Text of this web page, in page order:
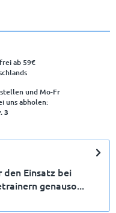
ab 59€
und Mo-Fr
uns abholen:
3
Einsatz bei
genauso...